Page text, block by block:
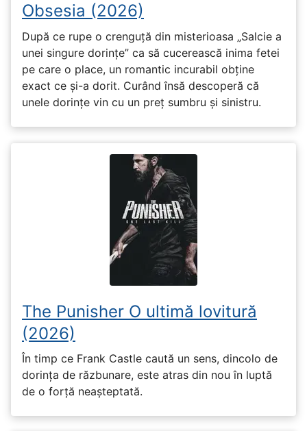
Obsesia (2026)
După ce rupe o crenguță din misterioasa „Salcie a
unei singure dorințe” ca să cucerească inima fetei
pe care o place, un romantic incurabil obține
exact ce și-a dorit. Curând însă descoperă că
unele dorințe vin cu un preț sumbru și sinistru.
The Punisher O ultimă lovitură
(2026)
În timp ce Frank Castle caută un sens, dincolo de
dorința de răzbunare, este atras din nou în luptă
de o forță neașteptată.